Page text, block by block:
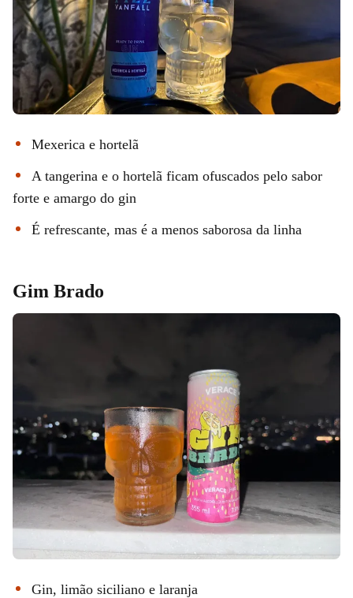
Mexerica e hortelã
A tangerina e o hortelã ficam ofuscados pelo sabor
forte e amargo do gin
É refrescante, mas é a menos saborosa da linha
Gim Brado
Gin, limão siciliano e laranja